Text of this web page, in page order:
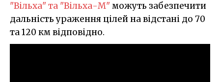
"Вільха" та "Вільха-М"можуть забезпечити
дальність ураження цілей на відстані до 70
та 120 км відповідно.